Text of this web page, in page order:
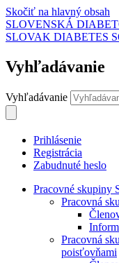
Skočiť na hlavný obsah
SLOVENSKÁ
SLOVAK DIABETES
Vyhľadávanie
Vyhľadávanie
Prihlásenie
Registrácia
Zabudnuté heslo
Pracovné skupiny
Pracovná
Pracovná
poisťovňami